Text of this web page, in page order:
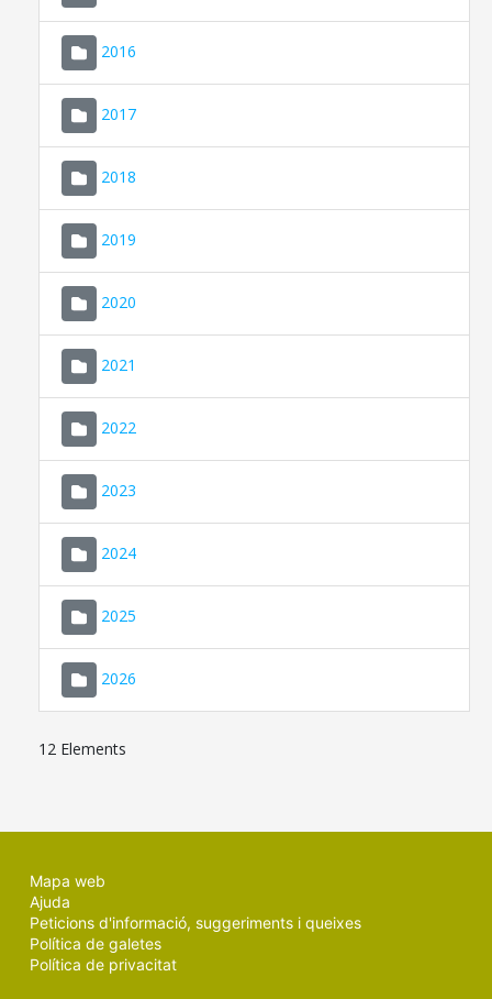
2016
2017
2018
2019
2020
2021
2022
2023
2024
2025
2026
12 Elements
Mapa web
Ajuda
Peticions d'informació, suggeriments i queixes
Política de galetes
Política de privacitat